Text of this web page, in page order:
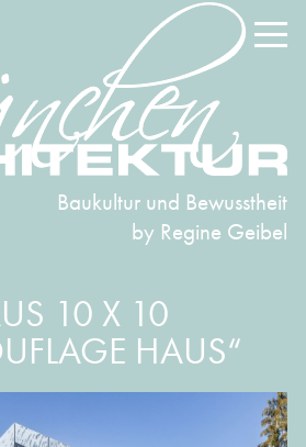
Baukultur und Bewusstheit
by Regine Geibel
10 X 10
HAUS“